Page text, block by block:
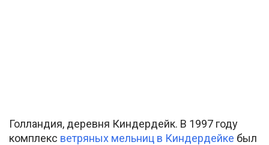
Голландия, деревня Киндердейк. В 1997 году
комплекс ветряных мельниц в Киндердейке был